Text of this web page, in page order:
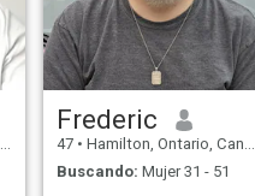
Frederic
47 • Hamilton, Ontario, Canadá
Buscando: Mujer 31 - 51